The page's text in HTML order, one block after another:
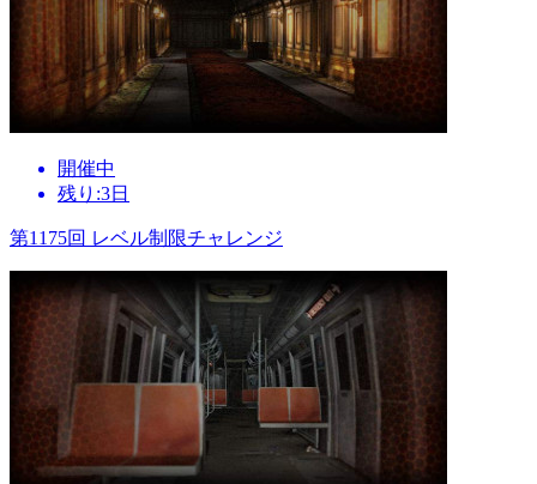
開催中
残り:3日
第1175回 レベル制限チャレンジ